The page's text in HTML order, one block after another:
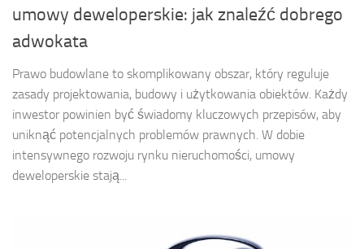
umowy deweloperskie: jak znaleźć dobrego
adwokata
Prawo budowlane to skomplikowany obszar, który reguluje
zasady projektowania, budowy i użytkowania obiektów. Każdy
inwestor powinien być świadomy kluczowych przepisów, aby
uniknąć potencjalnych problemów prawnych. W dobie
intensywnego rozwoju rynku nieruchomości, umowy
deweloperskie stają...